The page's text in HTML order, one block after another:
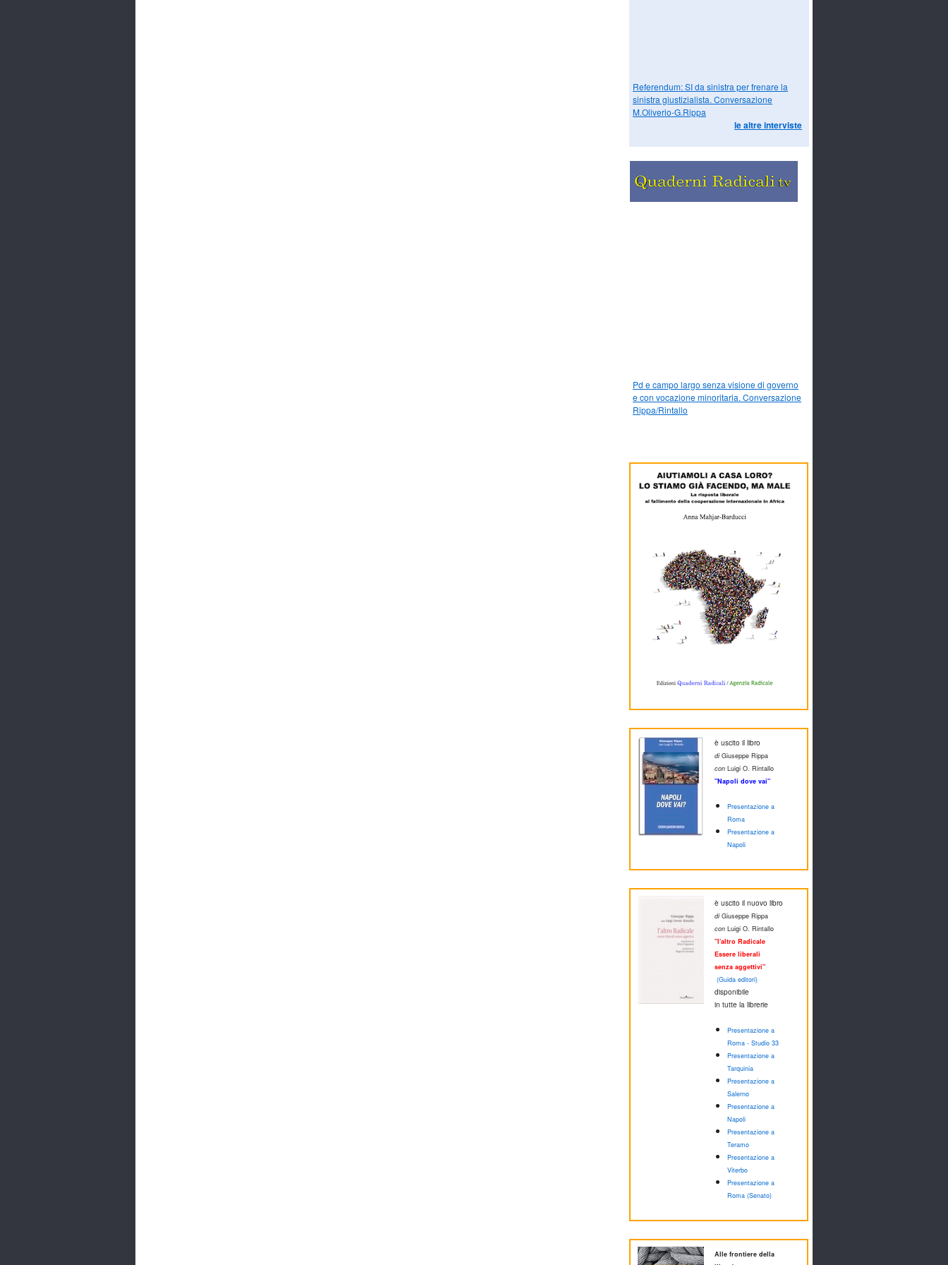
Referendum: SI da sinistra per frenare la
sinistra giustizialista. Conversazione
M.Oliverio-G.Rippa
le altre interviste
Pd e campo largo senza visione di governo
e con vocazione minoritaria. Conversazione
Rippa/Rintallo
è uscito il libro
diGiuseppe Rippa
con Luigi O. Rintallo
"Napoli dove vai"
Presentazione a
Roma
Presentazione a
Napoli
è uscito il nuovo libro
diGiuseppe Rippa
con Luigi O. Rintallo
"l'altro Radicale
Essere liberali
senza aggettivi"
(Guida editori)
disponibile
in tutte la librerie
Presentazione a
Roma - Studio 33
Presentazione a
Tarquinia
Presentazione a
Salerno
Presentazione a
Napoli
Presentazione a
Teramo
Presentazione a
Viterbo
Presentazione a
Roma (Senato)
Alle frontiere della